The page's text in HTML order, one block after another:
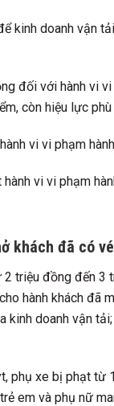
kinh doanh vận
đối với hành vi
còn hiệu lực
vi vi phạm
vi vi phạm
khách đã có vé
triệu đồng đến
hành khách
kinh doanh vận
phụ xe bị phạt
em và phụ nữ